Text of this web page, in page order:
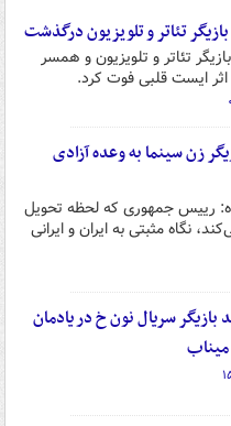
تئاتر و تلویزیون درگذشت
تئاتر و تلویزیون و همسر
اثر ایست قلبی فوت کرد.
زن سینما به وعده آزادی
رییس جمهوری که لحظه تحویل
نگاه مثبتی به ایران و ایرانی
بازیگر سریال نون خ در یادمان